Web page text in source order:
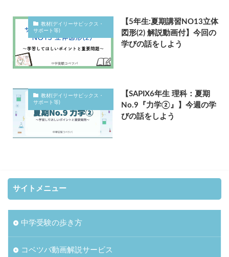
教材(デイリーサピックス・
サポート等)
【5年生:夏期講習NO13立体
図形(2) 解説動画付】今回の
学びの話をしよう
教材(デイリーサピックス・
サポート等)
【SAPIX6年生 理科：夏期
No.9『力学②』】今週の学
びの話をしよう
サイトメニュー
中学受験の歩き方
コベツバ動画解説サービス